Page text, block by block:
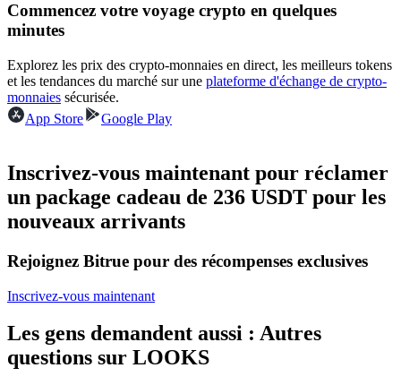
Profitez du partage des bénéfices et des commissions de copy
trading
Information
Commencez votre voyage crypto en quelques
minutes
Explorez les prix des crypto-monnaies en direct, les meilleurs tokens
et les tendances du marché sur une plateforme d'échange de crypto-
monnaies sécurisée.
App Store
Google Play
Inscrivez-vous maintenant pour réclamer
un package cadeau de 236 USDT pour les
nouveaux arrivants
Rejoignez Bitrue pour des récompenses exclusives
Inscrivez-vous maintenant
Les gens demandent aussi : Autres
questions sur LOOKS